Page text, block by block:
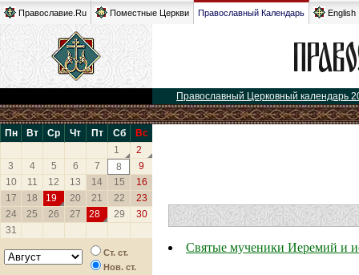
Православие.Ru Поместные Церкви Православный Календарь English
Православный Церковный календарь
Пн Вт Ср Чт Пт Сб
Вс
1
2
3
4 5 6 7 8
9
10
11 12 13 14 15
16
17
18 19 20 21 22
23
24
25 26 27 28 29
30
31
Ст. ст.
Нов. ст.
Святые мученики Иеремий и